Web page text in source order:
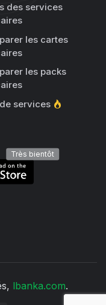
des services
les cartes
les packs
services
Très bientôt
Lbanka
lbanka.com.